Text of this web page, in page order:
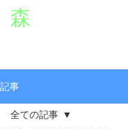
森
記事
全ての記事